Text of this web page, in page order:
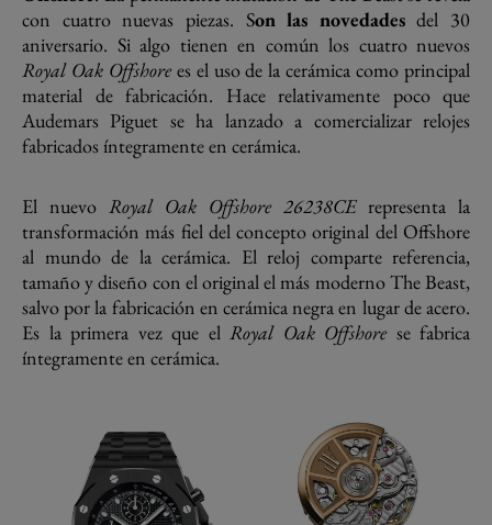
con cuatro nuevas piezas. Son las novedadesdel 30
aniversario. Si algo tienen en común los cuatro nuevos
Royal Oak Offshorees el uso de la cerámica como principal
material de fabricación. Hace relativamente poco que
Audemars Piguet se ha lanzado a comercializar relojes
fabricados íntegramente en cerámica.
El nuevo Royal Oak Offshore 26238CErepresenta la
transformación más fiel del concepto original del Offshore
al mundo de la cerámica. El reloj comparte referencia,
tamaño y diseño con el original el más moderno The Beast,
salvo por la fabricación en cerámica negra en lugar de acero.
Es la primera vez que el Royal Oak Offshorese fabrica
íntegramente en cerámica.